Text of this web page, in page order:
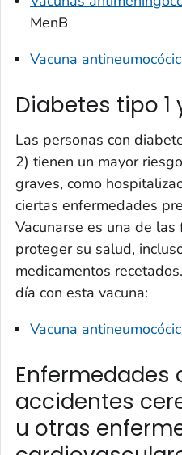
MenB
Vacuna
Diabetes tipo 1
Las personas con
2) tienen un mayor
graves, como
ciertas enfermedades
Vacunarse es una de
proteger su salud,
medicamentos
día con esta vacuna:
Vacuna
Enfermedades
accidentes
u otras